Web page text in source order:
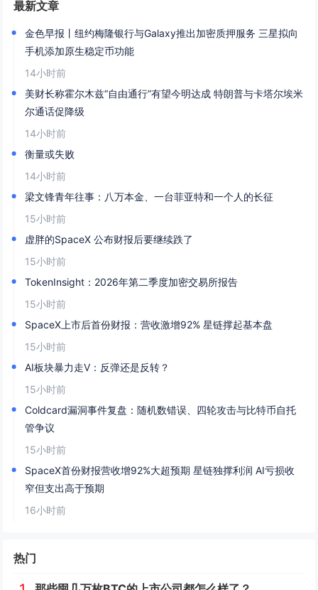
最新文章
金色早报丨纽约梅隆银行与Galaxy推出加密质押服务 三星拟向
手机添加原生稳定币功能
14小时前
美财长称霍尔木兹“自由通行”有望今明达成 特朗普与卡塔尔埃米
尔通话促降级
14小时前
衡量或失败
14小时前
梁文锋青年往事：八万本金、一台菲亚特和一个人的长征
15小时前
虚胖的SpaceX 公布财报后要继续跌了
15小时前
TokenInsight：2026年第二季度加密交易所报告
15小时前
SpaceX上市后首份财报：营收激增92% 星链撑起基本盘
15小时前
AI板块暴力走V：反弹还是反转？
15小时前
Coldcard漏洞事件复盘：随机数错误、四轮攻击与比特币自托
管争议
15小时前
SpaceX首份财报营收增92%大超预期 星链独撑利润 AI亏损收
窄但支出高于预期
16小时前
热门